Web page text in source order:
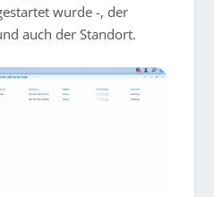
wurde -, der
auch der Standort.